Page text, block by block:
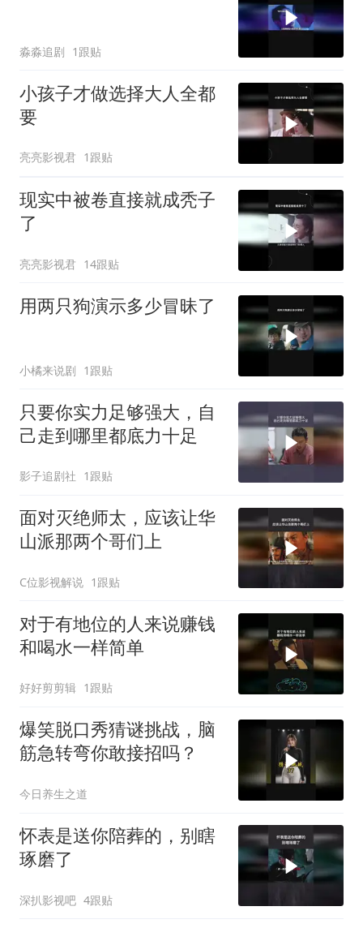
淼淼追剧 1跟贴
小孩子才做选择大人全都
要
亮亮影视君 1跟贴
现实中被卷直接就成秃子
了
亮亮影视君 14跟贴
用两只狗演示多少冒昧了
小橘来说剧 1跟贴
只要你实力足够强大，自
己走到哪里都底力十足
影子追剧社 1跟贴
面对灭绝师太，应该让华
山派那两个哥们上
C位影视解说 1跟贴
对于有地位的人来说赚钱
和喝水一样简单
好好剪剪辑 1跟贴
爆笑脱口秀猜谜挑战，脑
筋急转弯你敢接招吗？
今日养生之道
怀表是送你陪葬的，别瞎
琢磨了
深扒影视吧 4跟贴